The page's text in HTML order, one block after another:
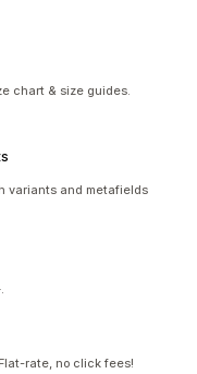
chart & size guides.
variants and metafields
rate, no click fees!